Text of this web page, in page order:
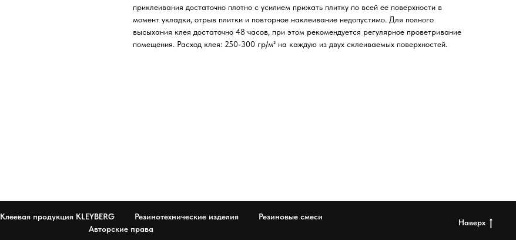
приклеивания достаточно плотно с усилием прижать плитку по всей ее поверхности в
момент укладки, отрыв плитки и повторное наклеивание недопустимо. Для полного
высыхания клея достаточно 48 часов, при этом рекомендуется регулярное проветривание
помещения. Расход клея: 250-300 гр/м² на каждую из двух склеиваемых поверхностей.
Клеевая продукция KLEYBERG Резинотехнические изделия
Резиновые смеси
Авторские права
Наверх